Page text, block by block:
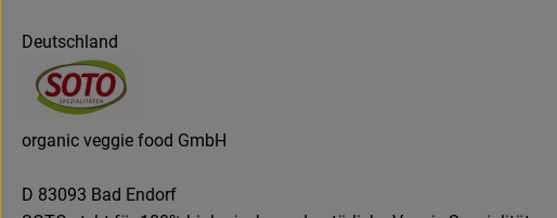
Deutschland
organic veggie food GmbH
D 83093 Bad Endorf